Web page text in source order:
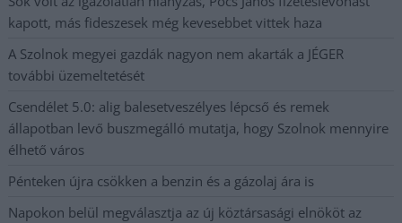
kapott, más fideszesek még kevesebbet vittek haza
A Szolnok megyei gazdák nagyon nem akarták a JÉGER
további üzemeltetését
Csendélet 5.0: alig balesetveszélyes lépcső és remek
állapotban levő buszmegálló mutatja, hogy Szolnok mennyire
élhető város
Pénteken újra csökken a benzin és a gázolaj ára is
Napokon belül megválasztja az új köztársasági elnököt az